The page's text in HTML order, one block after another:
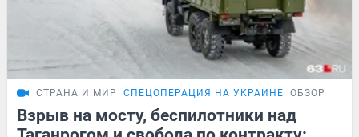
СТРАНА И МИР СПЕЦОПЕРАЦИЯ НА УКРАИНЕ ОБЗОР
Взрыв на мосту, беспилотники над